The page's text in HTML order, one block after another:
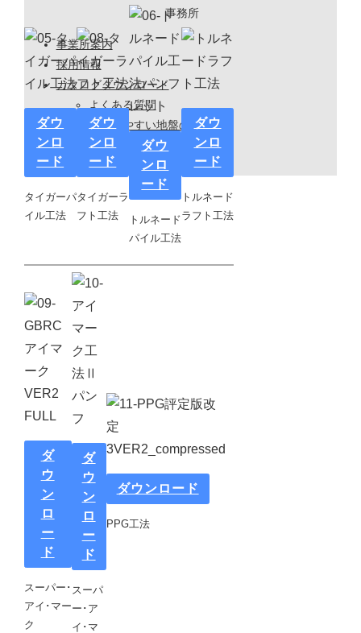
事務所
事業所案内
採用情報
カタログダウンロード
よくある質問
わかりやすい地盤のはなし
SDGsへの取り組み
お問合せ
ダウ
ンロ
ード
タイガーパ
イル工法
ダウ
ンロ
ード
タイガーラ
フト工法
ダウ
ンロ
ード
トルネード
パイル工法
ダウ
ンロ
ード
トルネード
ラフト工法
ダ
ウ
ン
ロ
ー
ド
スーパー･
アイ･マー
ク
ダ
ウ
ン
ロ
ー
ド
スーパ
ー･ア
イ･マ
ダウンロード
PPG工法